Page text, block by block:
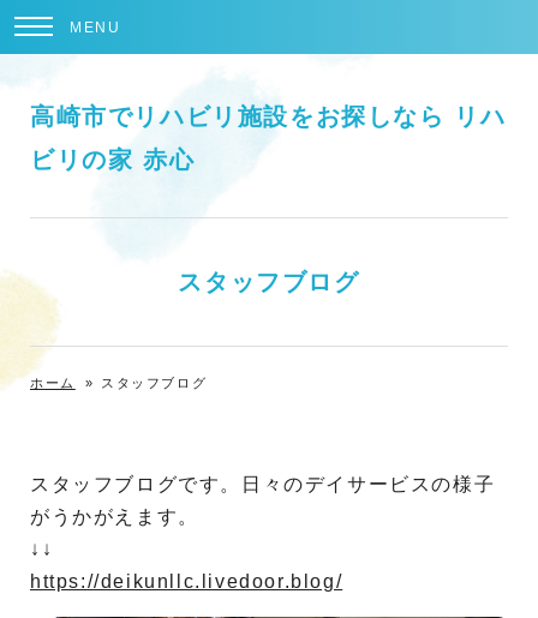
MENU
高崎市でリハビリ施設をお探しなら リハ
ビリの家 赤心
スタッフブログ
ホーム » スタッフブログ
スタッフブログです。日々のデイサービスの様子
がうかがえます。
↓↓
https://deikunllc.livedoor.blog/